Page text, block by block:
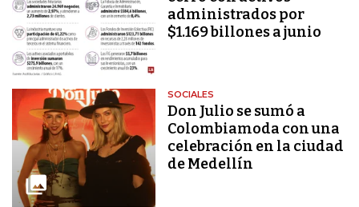
administrados por
$1.169 billones a junio
SOCIALES
Don Julio se sumó a
Colombiamoda con una
celebración en la ciudad
de Medellín